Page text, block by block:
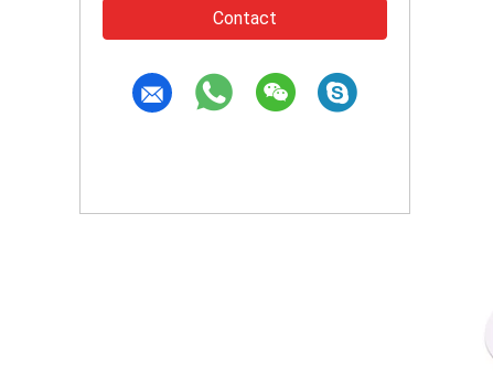
Contact